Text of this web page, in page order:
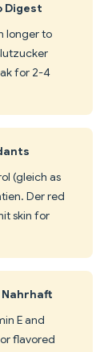
Digest
longer to
for 2-4
(gleich as
Der red
skin for
Nahrhaft
E and
flavored